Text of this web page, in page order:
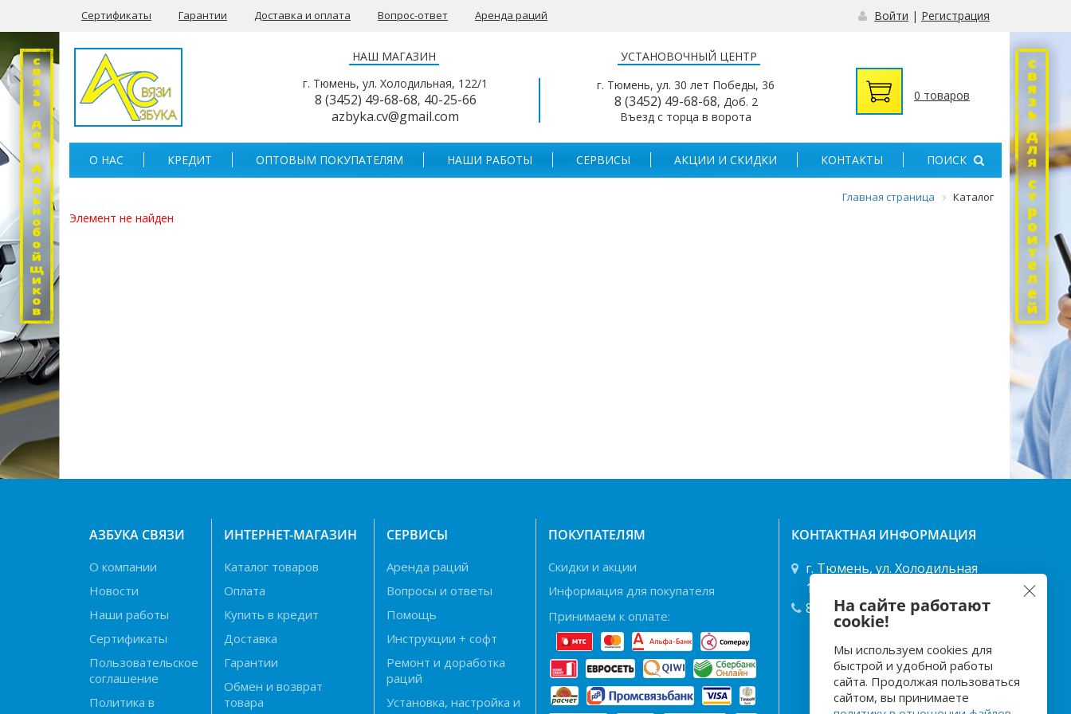
Сертификаты Гарантии Доставка и оплата Вопрос-ответ Аренда раций Войти | Регистрация
НАШ МАГАЗИН
УСТАНОВОЧНЫЙ ЦЕНТР
г. Тюмень, ул. Холодильная, 122/1
8 (3452) 49-68-68, 40-25-66
azbyka.cv@gmail.com
г. Тюмень, ул. 30 лет Победы, 36
8 (3452) 49-68-68, Доб. 2
Въезд с торца в ворота
0 товаров
О НАС КРЕДИТ ОПТОВЫМ ПОКУПАТЕЛЯМ НАШИ РАБОТЫ СЕРВИСЫ АКЦИИ И СКИДКИ КОНТАКТЫ ПОИСК
Главная страница Каталог
Элемент не найден
АЗБУКА СВЯЗИ
О компании
Новости
Наши работы
Сертификаты
Пользовательское
соглашение
Политика в
ИНТЕРНЕТ-МАГАЗИН
Каталог товаров
Оплата
Купить в кредит
Доставка
Гарантии
Обмен и возврат
товара
СЕРВИСЫ
Аренда раций
Вопросы и ответы
Помощь
Инструкции + софт
Ремонт и доработка
раций
Установка, настройка и
ПОКУПАТЕЛЯМ
Скидки и акции
Информация для покупателя
Принимаем к оплате:
КОНТАКТНАЯ ИНФОРМАЦИЯ
г. Тюмень, ул. Холодильная
122/1 ТД "Энергия"
8 (3452) 49-68-68 ,40-25-66
На сайте работают
cookie!
Мы используем cookies для
быстрой и удобной работы
сайта. Продолжая пользоваться
сайтом, вы принимаете